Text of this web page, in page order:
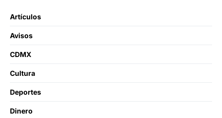
Artículos
Avisos
CDMX
Cultura
Deportes
Dinero